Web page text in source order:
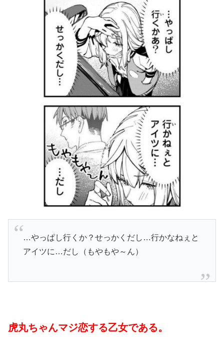
…やっぱし行くか？せっかくだし…行かなねぇと
アイツに…だし（もやもや～ん）
虎丸ちゃんマジ恋する乙女である。